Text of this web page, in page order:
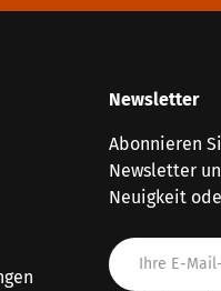
Newsletter
Abonnieren
Newsletter
Neuigkeit
E-Mail